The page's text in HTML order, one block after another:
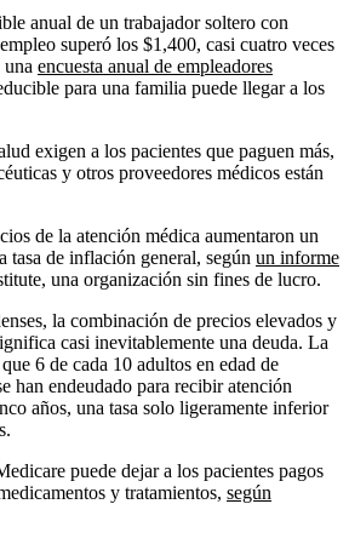
anual de un trabajador soltero con
superó los $1,400, casi cuatro veces
una encuesta anual de empleadores
para una familia puede llegar a los
exigen a los pacientes que paguen más,
y otros proveedores médicos están
de la atención médica aumentaron un
tasa de inflación general, según un informe
una organización sin fines de lucro.
la combinación de precios elevados y
casi inevitablemente una deuda. La
6 de cada 10 adultos en edad de
han endeudado para recibir atención
años, una tasa solo ligeramente inferior
puede dejar a los pacientes pagos
y tratamientos, según